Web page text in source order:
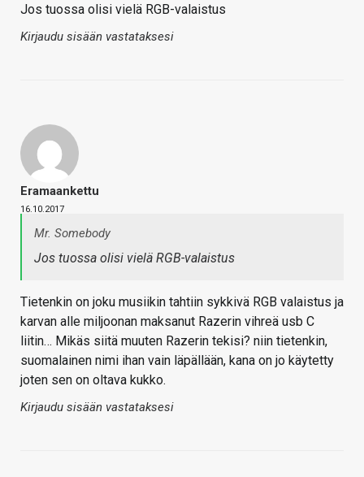
Jos tuossa olisi vielä RGB-valaistus
Kirjaudu sisään vastataksesi
Eramaankettu
16.10.2017
Mr. Somebody
Jos tuossa olisi vielä RGB-valaistus
Tietenkin on joku musiikin tahtiin sykkivä RGB valaistus ja
karvan alle miljoonan maksanut Razerin vihreä usb C
liitin… Mikäs siitä muuten Razerin tekisi? niin tietenkin,
suomalainen nimi ihan vain läpällään, kana on jo käytetty
joten sen on oltava kukko.
Kirjaudu sisään vastataksesi